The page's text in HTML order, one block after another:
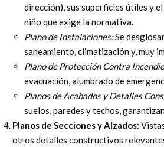
dirección), sus superficies útiles y
niño que exige la normativa.
Plano de Instalaciones:Se
saneamiento, climatización y, muy
Plano de Protección Contra
evacuación, alumbrado de
Planos de Acabados y Detalles
suelos, paredes y techos,
Planos de Secciones y Alzados:
otros detalles constructivos